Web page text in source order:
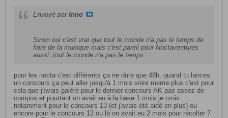
Envoyé par Inno
Sinon oui c'est vrai que tout le monde n'a pas le temps de
faire de la musique mais c'est pareil pour Noctaventures
aussi ,tout le monde n'a pas le temps
pour les nocta c'est différents ça ne dure que 48h, quand tu lances
un concours ça peut aller jusqu'à 1 mois voire meme plus c'est pour
cela que j'avais galéré pour le dernier concours AK pas assez de
compos et pourtant on avait eu à la base 1 mois je crois
notamment pour le concours 13 (et j'avais été aidé en plus) ou
encore pour le concours 12 ou là on avait eu 2 mois pour récolter 7